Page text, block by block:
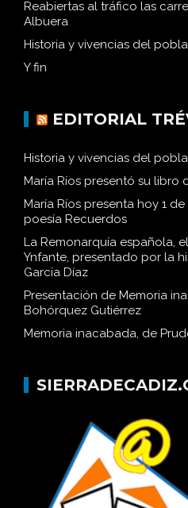
Reabiertas al tráfico las
María Ríos presenta hoy 1
La Remonarquía española,
Ynfante, presentado por la
Presentación de Memoria